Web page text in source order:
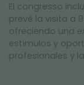
El congresso
prevé la visita a
ofreciendo una
estímulos y
profesionales y